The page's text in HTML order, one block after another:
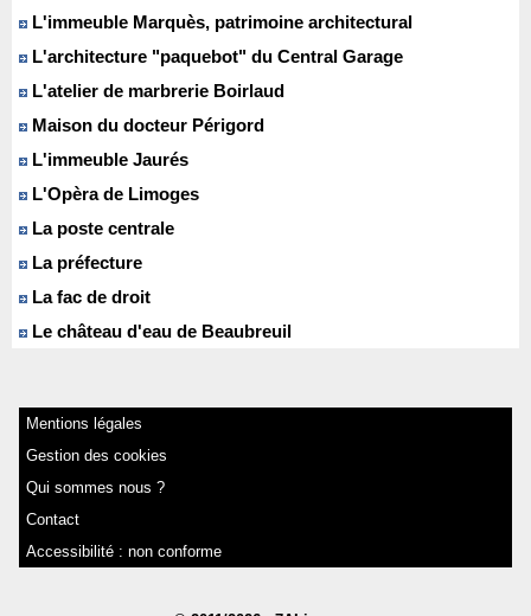
L'immeuble Marquès, patrimoine architectural
L'architecture "paquebot" du Central Garage
L'atelier de marbrerie Boirlaud
Maison du docteur Périgord
L'immeuble Jaurés
L'Opèra de Limoges
La poste centrale
La préfecture
La fac de droit
Le château d'eau de Beaubreuil
Mentions légales
Gestion des cookies
Qui sommes nous ?
Contact
Accessibilité : non conforme